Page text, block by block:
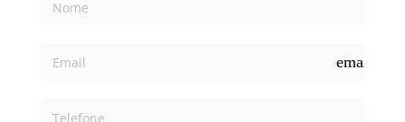
email